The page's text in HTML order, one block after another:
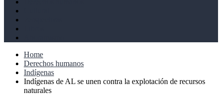
Home
Derechos humanos
Indígenas
Indígenas de AL se unen contra la explotación de recursos
naturales